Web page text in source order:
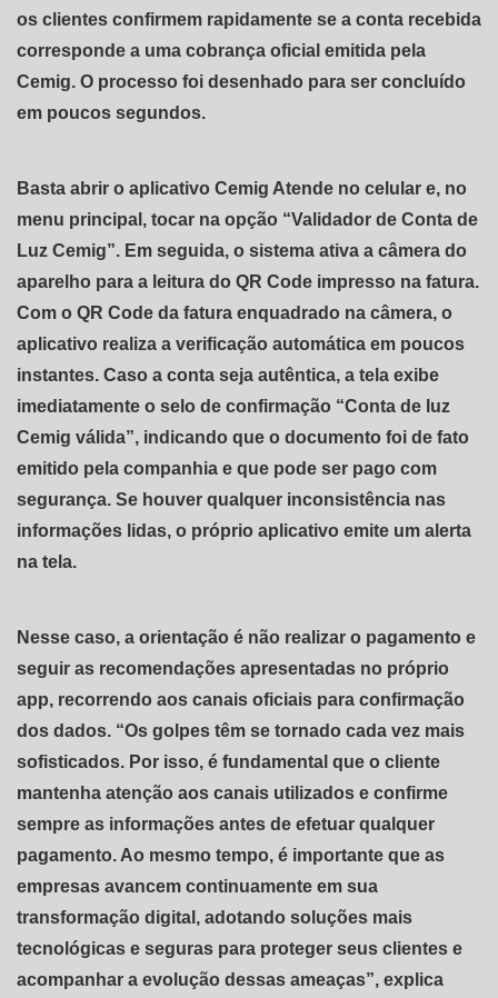
os clientes confirmem rapidamente se a conta recebida
corresponde a uma cobrança oficial emitida pela
Cemig. O processo foi desenhado para ser concluído
em poucos segundos.
Basta abrir o aplicativo Cemig Atende no celular e, no
menu principal, tocar na opção “Validador de Conta de
Luz Cemig”. Em seguida, o sistema ativa a câmera do
aparelho para a leitura do QR Code impresso na fatura.
Com o QR Code da fatura enquadrado na câmera, o
aplicativo realiza a verificação automática em poucos
instantes. Caso a conta seja autêntica, a tela exibe
imediatamente o selo de confirmação “Conta de luz
Cemig válida”, indicando que o documento foi de fato
emitido pela companhia e que pode ser pago com
segurança. Se houver qualquer inconsistência nas
informações lidas, o próprio aplicativo emite um alerta
na tela.
Nesse caso, a orientação é não realizar o pagamento e
seguir as recomendações apresentadas no próprio
app, recorrendo aos canais oficiais para confirmação
dos dados. “Os golpes têm se tornado cada vez mais
sofisticados. Por isso, é fundamental que o cliente
mantenha atenção aos canais utilizados e confirme
sempre as informações antes de efetuar qualquer
pagamento. Ao mesmo tempo, é importante que as
empresas avancem continuamente em sua
transformação digital, adotando soluções mais
tecnológicas e seguras para proteger seus clientes e
acompanhar a evolução dessas ameaças”, explica